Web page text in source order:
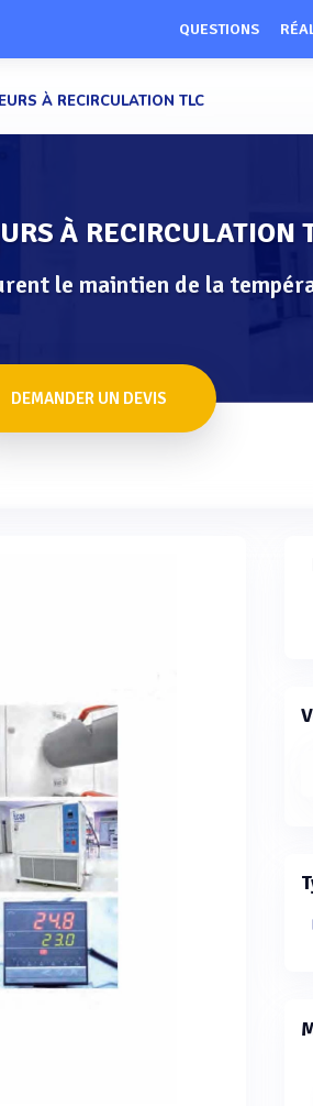
QUESTIONS
À RECIRCULATION TLC
À RECIRCULATION
le maintien de la
DEMANDER UN DEVIS